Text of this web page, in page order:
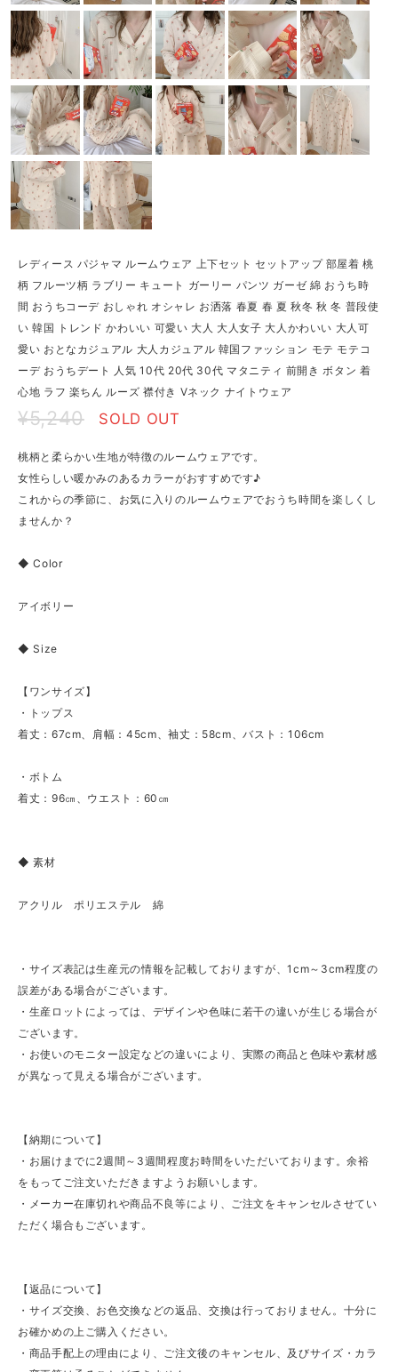
レディース パジャマ ルームウェア 上下セット セットアップ 部屋着 桃
柄 フルーツ柄 ラブリー キュート ガーリー パンツ ガーゼ 綿 おうち時
間 おうちコーデ おしゃれ オシャレ お洒落 春夏 春 夏 秋冬 秋 冬 普段使
い 韓国 トレンド かわいい 可愛い 大人 大人女子 大人かわいい 大人可
愛い おとなカジュアル 大人カジュアル 韓国ファッション モテ モテコ
ーデ おうちデート 人気 10代 20代 30代 マタニティ 前開き ボタン 着
心地 ラフ 楽ちん ルーズ 襟付き Vネック ナイトウェア
¥5,240 SOLD OUT
桃柄と柔らかい生地が特徴のルームウェアです。
女性らしい暖かみのあるカラーがおすすめです♪
これからの季節に、お気に入りのルームウェアでおうち時間を楽しくし
ませんか？
◆ Color
アイボリー
◆ Size
【ワンサイズ】
・トップス
着丈：67cm、肩幅：45cm、袖丈：58cm、バスト：106cm
・ボトム
着丈：96㎝、ウエスト：60㎝
◆ 素材
アクリル ポリエステル 綿
・サイズ表記は生産元の情報を記載しておりますが、1cm～3cm程度の
誤差がある場合がございます。
・生産ロットによっては、デザインや色味に若干の違いが生じる場合が
ございます。
・お使いのモニター設定などの違いにより、実際の商品と色味や素材感
が異なって見える場合がございます。
【納期について】
・お届けまでに2週間～3週間程度お時間をいただいております。余裕
をもってご注文いただきますようお願いします。
・メーカー在庫切れや商品不良等により、ご注文をキャンセルさせてい
ただく場合もございます。
【返品について】
・サイズ交換、お色交換などの返品、交換は行っておりません。十分に
お確かめの上ご購入ください。
・商品手配上の理由により、ご注文後のキャンセル、及びサイズ・カラ